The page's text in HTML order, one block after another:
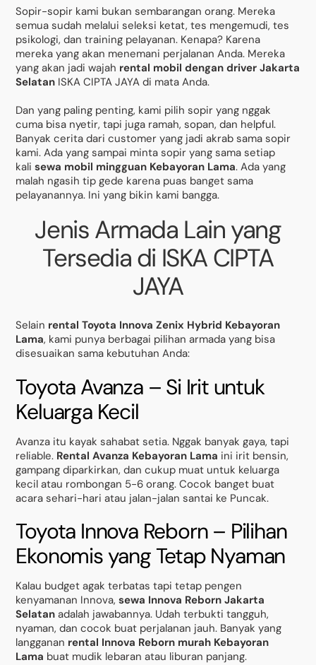
Sopir-sopir kami bukan sembarangan orang. Mereka
semua sudah melalui seleksi ketat, tes mengemudi, tes
psikologi, dan training pelayanan. Kenapa? Karena
mereka yang akan menemani perjalanan Anda. Mereka
yang akan jadi wajah rental mobil dengan driver Jakarta
Selatan ISKA CIPTA JAYA di mata Anda.
Dan yang paling penting, kami pilih sopir yang nggak
cuma bisa nyetir, tapi juga ramah, sopan, dan helpful.
Banyak cerita dari customer yang jadi akrab sama sopir
kami. Ada yang sampai minta sopir yang sama setiap
kalisewa mobil mingguan Kebayoran Lama. Ada yang
malah ngasih tip gede karena puas banget sama
pelayanannya. Ini yang bikin kami bangga.
Jenis Armada Lain yang
Tersedia di ISKA CIPTA
JAYA
Selain rental Toyota Innova Zenix Hybrid Kebayoran
Lama, kami punya berbagai pilihan armada yang bisa
disesuaikan sama kebutuhan Anda:
Toyota Avanza – Si Irit untuk
Keluarga Kecil
Avanza itu kayak sahabat setia. Nggak banyak gaya, tapi
reliable. Rental Avanza Kebayoran Lama ini irit bensin,
gampang diparkirkan, dan cukup muat untuk keluarga
kecil atau rombongan 5-6 orang. Cocok banget buat
acara sehari-hari atau jalan-jalan santai ke Puncak.
Toyota Innova Reborn – Pilihan
Ekonomis yang Tetap Nyaman
Kalau budget agak terbatas tapi tetap pengen
kenyamanan Innova,sewa Innova Reborn Jakarta
Selatan adalah jawabannya. Udah terbukti tangguh,
nyaman, dan cocok buat perjalanan jauh. Banyak yang
langganan rental Innova Reborn murah Kebayoran
Lama buat mudik lebaran atau liburan panjang.